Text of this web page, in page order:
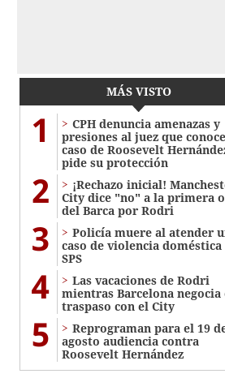
MÁS VISTO
1
CPH denuncia amenazas y
presiones al juez que
caso de Roosevelt
pide su protección
2
¡Rechazo inicial!
City dice "no" a la primera
del Barca por Rodri
3
Policía muere al atender
caso de violencia doméstica
SPS
4
Las vacaciones de Rodri
mientras Barcelona negocia
traspaso con el City
5
Reprograman para el 19
agosto audiencia contra
Roosevelt Hernández